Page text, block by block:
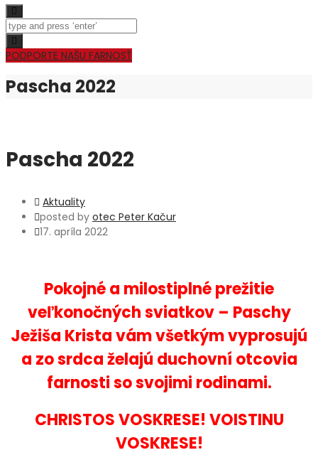
Toggle
navigation
PODPORTE NAŠU FARNOSŤ
Pascha 2022
Pascha 2022
Aktuality
posted by otec Peter Kačur
17. apríla 2022
Pokojné a milostiplné prežitie
veľkonočných sviatkov – Paschy
Ježiša Krista vám všetkým vyprosujú
a zo srdca želajú duchovní otcovia
farnosti so svojimi rodinami.
CHRISTOS VOSKRESE! VOISTINU
VOSKRESE!